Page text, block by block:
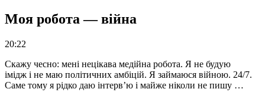
Моя робота — війна
20:22
Скажу чесно: мені нецікава медійна робота. Я не будую
імідж і не маю політичних амбіцій. Я займаюся війною. 24/7.
Саме тому я рідко даю інтерв’ю і майже ніколи не пишу …